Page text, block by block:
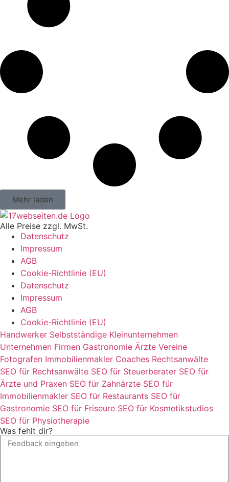
Mehr laden
Alle Preise zzgl. MwSt.
Datenschutz
Impressum
AGB
Cookie-Richtlinie (EU)
Datenschutz
Impressum
AGB
Cookie-Richtlinie (EU)
Handwerker Selbstständige Kleinunternehmen
Unternehmen Firmen Gastronomie Ärzte Vereine
Fotografen Immobilienmakler Coaches Rechtsanwälte
SEO für Rechtsanwälte SEO für Steuerberater SEO für
Ärzte und Praxen SEO für Zahnärzte SEO für
Immobilienmakler SEO für Restaurants SEO für
Gastronomie SEO für Friseure SEO für Kosmetikstudios
SEO für Physiotherapie
Was fehlt dir?